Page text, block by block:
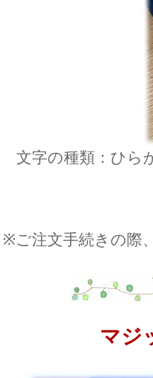
文字の種類：ひら
※ご注文手続きの際
マジ